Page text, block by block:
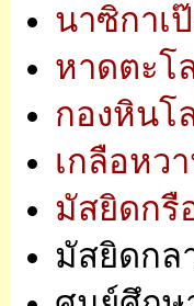
นาซิกาเ
หาดตะโ
กองหินโ
เกลือหว
มัสยิดกรื
มัสยิดกล